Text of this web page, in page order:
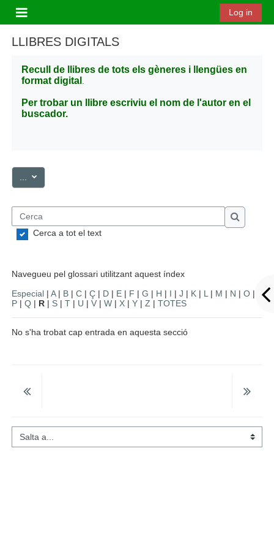
Panell lateral
Log in
LLIBRES DIGITALS
Recull de llibres de tots els gèneres i llengües en
format digital
Per trobar un llibre escriviu el nom de l'autor en el
buscador.
Exporta les entrades
Cerca
Cerca
Cerca a tot el text
Navegueu pel glossari utilitzant aquest índex
Especial |A| B |C |Ç | D | E | F |G | H | I |J | K | L | M | N |O |
P |Q | R | S |T | U |V |W | X |Y |Z |TOTES
No s'ha trobat cap entrada en aquesta secció
Salta a...